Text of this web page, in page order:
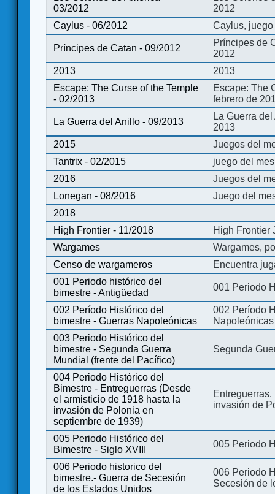
03/2012
2012
Caylus - 06/2012
Caylus,
Príncipes de Catan - 09/2012
Príncipes de
2012
2013
2013
Escape: The Curse of the Temple
- 02/2013
Escape: The
febrero de
La Guerra del Anillo - 09/2013
La Guerra
2013
2015
Juegos del
Tantrix - 02/2015
juego del
2016
Juegos del
Lonegan - 08/2016
Juego del
2018
High Frontier - 11/2018
High Frontier
Wargames
Wargames,
Censo de wargameros
Encuentra
001 Periodo histórico del
bimestre - Antigüedad
001 Periodo
002 Período Histórico del
bimestre - Guerras Napoleónicas
002 Período
Napoleónicas
003 Periodo Histórico del
bimestre - Segunda Guerra
Mundial (frente del Pacífico)
Segunda
004 Periodo Histórico del
Bimestre - Entreguerras (Desde
el armisticio de 1918 hasta la
invasión de Polonia en
septiembre de 1939)
invasión de
005 Periodo Histórico del
Bimestre - Siglo XVIII
005 Periodo
006 Periodo historico del
bimestre.- Guerra de Secesión
de los Estados Unidos
006 Periodo
Secesión de